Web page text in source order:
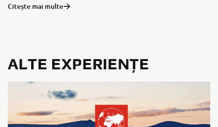
Citește mai multe
ALTE EXPERIENȚE